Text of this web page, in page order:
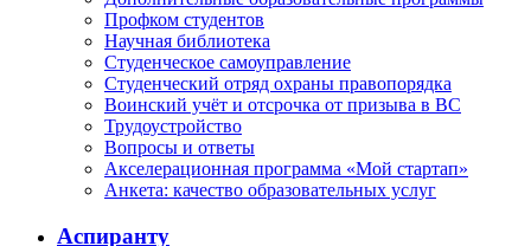
Профком студентов
Научная библиотека
Студенческое самоуправление
Студенческий отряд охраны правопорядка
Воинский учёт и отсрочка от призыва в ВС
Трудоустройство
Вопросы и ответы
Акселерационная программа «Мой стартап»
Анкета: качество образовательных услуг
Аспиранту